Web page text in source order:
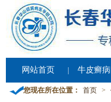
网站首页 牛皮癣病
您现在所在位置： 首页 >